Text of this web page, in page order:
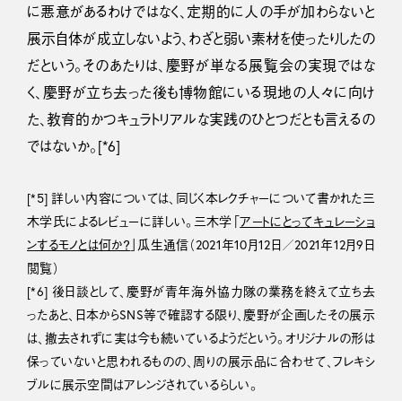
に悪意があるわけではなく、定期的に人の手が加わらないと
展示自体が成立しないよう、わざと弱い素材を使ったりしたの
だという。そのあたりは、慶野が単なる展覧会の実現ではな
く、慶野が立ち去った後も博物館にいる現地の人々に向け
た、教育的かつキュラトリアルな実践のひとつだとも言えるの
ではないか。[*6]
[*5] 詳しい内容については、同じく本レクチャーについて書かれた三
木学氏によるレビューに詳しい。三木学「アートにとってキュレーショ
ンするモノとは何か？ 」瓜生通信（2021年10月12日／2021年12月9日
閲覧）
[*6] 後日談として、慶野が青年海外協力隊の業務を終えて立ち去
ったあと、日本からSNS等で確認する限り、慶野が企画したその展示
は、撤去されずに実は今も続いているようだという。オリジナルの形は
保っていないと思われるものの、周りの展示品に合わせて、フレキシ
ブルに展示空間はアレンジされているらしい。